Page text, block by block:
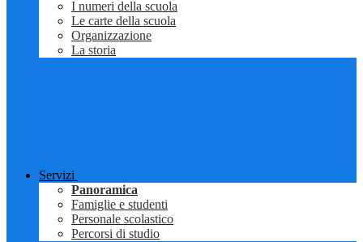
I numeri della scuola
Le carte della scuola
Organizzazione
La storia
Servizi
Panoramica
Famiglie e studenti
Personale scolastico
Percorsi di studio